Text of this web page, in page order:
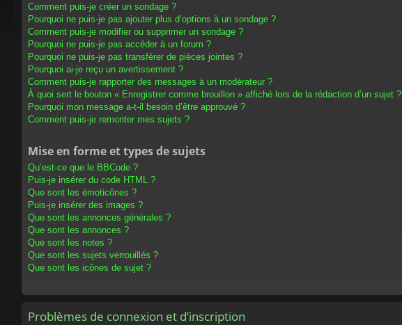
Comment puis-je créer un sondage ?
Pourquoi ne puis-je pas ajouter plus d’options à un sondage ?
Comment puis-je modifier ou supprimer un sondage ?
Pourquoi ne puis-je pas accéder à un forum ?
Pourquoi ne puis-je pas transférer de pièces jointes ?
Pourquoi ai-je reçu un avertissement ?
Comment puis-je rapporter des messages à un modérateur ?
À quoi sert le bouton « Enregistrer comme brouillon » affiché lors de la rédaction d’un sujet ?
Pourquoi mon message a-t-il besoin d’être approuvé ?
Comment puis-je remonter mes sujets ?
Mise en forme et types de sujets
Qu’est-ce que le BBCode ?
Puis-je insérer du code HTML ?
Que sont les émoticônes ?
Puis-je insérer des images ?
Que sont les annonces générales ?
Que sont les annonces ?
Que sont les notes ?
Que sont les sujets verrouillés ?
Que sont les icônes de sujet ?
Problèmes de connexion et d’inscription